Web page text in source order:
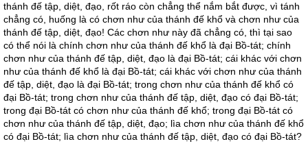
thánh đế tập, diệt, đạo, rốt ráo còn chẳng thể nắm bắt được, vì tánh
chẳng có, huống là có chơn như của thánh đế khổ và chơn như của
thánh đế tập, diệt, đạo! Các chơn như này đã chẳng có, thì tại sao
có thể nói là chính chơn như của thánh đế khổ là đại Bồ-tát; chính
chơn như của thánh đế tập, diệt, đạo là đại Bồ-tát; cái khác với chơn
như của thánh đế khổ là đại Bồ-tát; cái khác với chơn như của thánh
đế tập, diệt, đạo là đại Bồ-tát; trong chơn như của thánh đế khổ có
đại Bồ-tát; trong chơn như của thánh đế tập, diệt, đạo có đại Bồ-tát;
trong đại Bồ-tát có chơn như của thánh đế khổ; trong đại Bồ-tát có
chơn như của thánh đế tập, diệt, đạo; lìa chơn như của thánh đế khổ
có đại Bồ-tát; lìa chơn như của thánh đế tập, diệt, đạo có đại Bồ-tát?